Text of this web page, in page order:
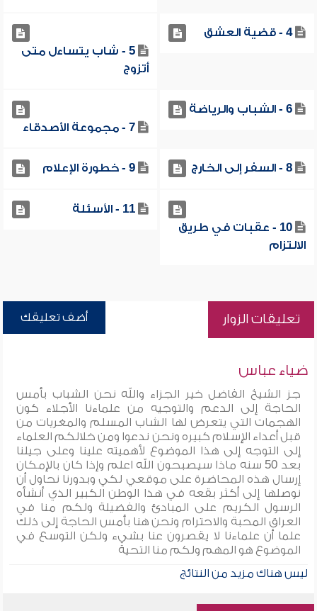
4 - قضية العشق
5 - شاب يتساءل متى
أتزوج
6 - الشباب والرياضة
7 - مجموعة الأصدقاء
8 - السفر إلى الخارج 9 - خطورة الإعلام
10 - عقبات في طريق
الالتزام
11 - الأسئلة
تعليقات الزوار أضف تعليقك
ضياء عباس
جز الشيخ الفاضل خير الجزاء والله نحن الشباب بأمس
الحاجة إلى الدعم والتوجيه من علماءنا الأجلاء كون
الهجمات التي يتعرض لها الشاب المسلم والمغريات من
قبل أعداء الإسلام كبيره ونحن ندعوا ومن خلالكم العلماء
إلى التوجه إلى هذا الموضوع لأهميته علينا وعلى جيلنا
بعد 50 سنه ماذا سيصبحون الله اعلم وإذا كان بالإمكان
إرسال هذه المحاضرة على موقعي لكي وبدورنا نحاول أن
نوصلها إلى أكثر بقعه في هذا الوطن الكبير الذي أنشأه
الرسول الكريم على المبادئ والفضيلة ولكم منا في
العراق المحبة والاحترام ونحن هنا بأمس الحاجة إلى ذلك
علما أن علماءنا لا يقصرون عنا بشيء ولكن التوسع في
الموضوع هو المهم ولكم منا التحية
ليس هناك مزيد من النتائج